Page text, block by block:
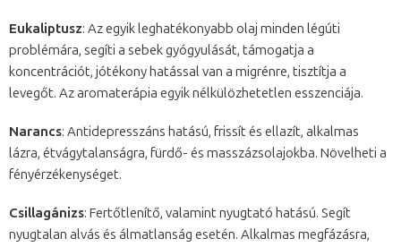
Eukaliptusz: Az egyik leghatékonyabb olaj minden légúti
problémára, segíti a sebek gyógyulását, támogatja a
koncentrációt, jótékony hatással van a migrénre, tisztítja a
levegőt. Az aromaterápia egyik nélkülözhetetlen esszenciája.
Narancs: Antidepresszáns hatású, frissít és ellazít, alkalmas
lázra, étvágytalanságra, fürdő- és masszázsolajokba. Növelheti a
fényérzékenységet.
Csillagánizs: Fertőtlenítő, valamint nyugtató hatású. Segít
nyugtalan alvás és álmatlanság esetén. Alkalmas megfázásra,